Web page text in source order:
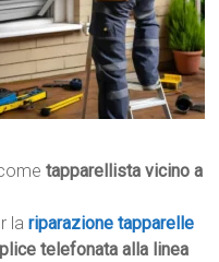
tapparellista vicino a
lariparazione tapparelle
telefonata alla linea